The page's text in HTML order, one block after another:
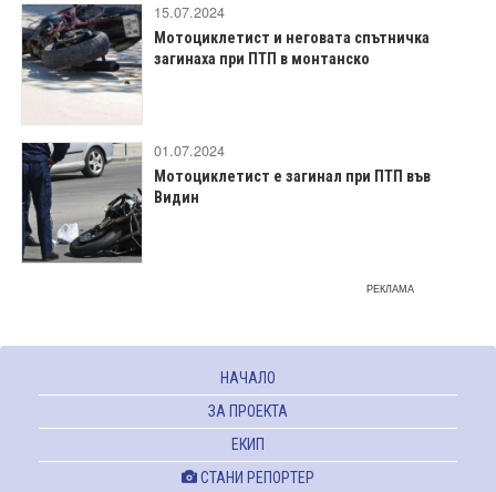
15.07.2024
Мотоциклетист и неговата спътничка
загинаха при ПТП в монтанско
01.07.2024
Мотоциклетист е загинал при ПТП във
Видин
РЕКЛАМА
НАЧАЛО
ЗА ПРОЕКТА
ЕКИП
СТАНИ РЕПОРТЕР